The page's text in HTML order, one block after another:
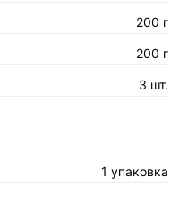
200 г
200 г
3 шт.
1 упаковка